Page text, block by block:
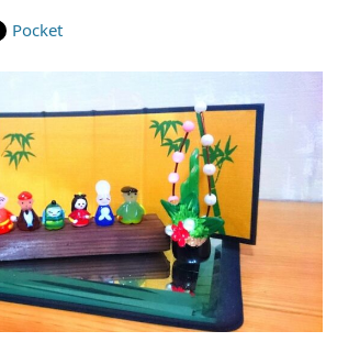
Pocket